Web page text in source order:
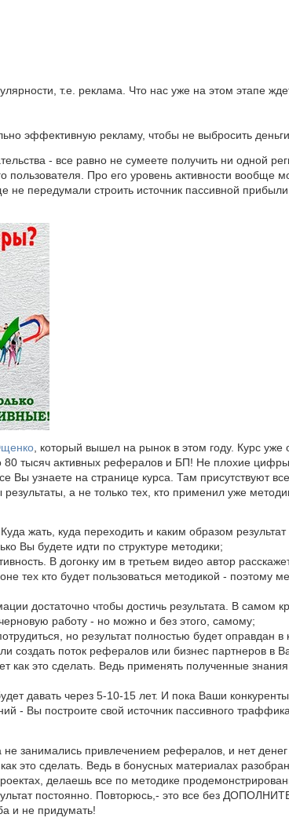
т.е. реклама. Что нас уже на этом этапе
эффективную рекламу, чтобы не выбросить
- все равно не сумеете получить ни одной
пользователя. Про его уровень активности вообще
не передумали строить источник пассивной
, который вышел на рынок в этом году. Курс уже
тысяч активных рефералов и БП! Не плохие
Вы узнаете на странице курса. Там присутствуют
а не только тех, кто применил уже
жать, куда переходить и каким образом результат
Вы будете идти по структуре методики;
В догонку им в третьем видео автор
тех кто будет пользоваться методикой - поэтому
достаточно чтобы достичь результата. В самом
работу - но можно и без этого, самому;
но результат полностью будет оправдан в
поток рефералов или бизнес партнеров в
как это сделать. Ведь применять полученные
давать через 5-10-15 лет. И пока Ваши
- Вы построите свой источник пассивного
занимались привлечением рефералов, и нет
это сделать. Ведь в бонусных материалах
делаешь все по методике
постоянно. Повторюсь,- это все без
не придумать!